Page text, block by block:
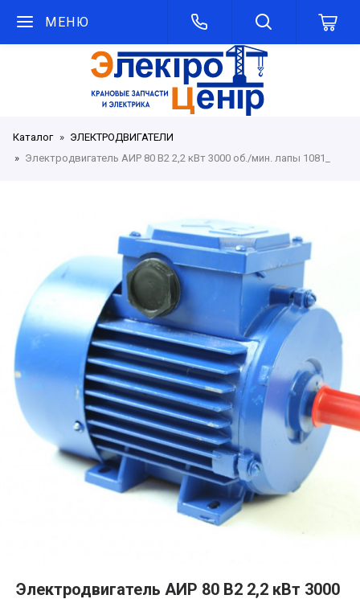
МЕНЮ
Каталог
ЭЛЕКТРОДВИГАТЕЛИ
Электродвигатель АИР 80 В2 2,2 кВт 3000 об./мин. лапы 1081_
Электродвигатель АИР 80 В2 2,2 кВт 3000